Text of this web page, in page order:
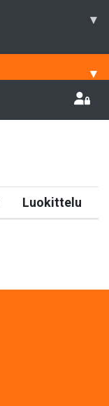
▾
▾
Luokittelu